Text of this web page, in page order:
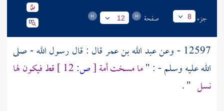
جزء 8 صفحة 12
12597 - وعن عبد الله بن عمرقال : قال رسول الله - صلى
الله عليه وسلم - : "ما مسخت أمة[ص:
قط فيكون لها
نسل " .